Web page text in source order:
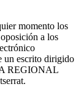
momento los
a los
un escrito dirigido
REGIONAL